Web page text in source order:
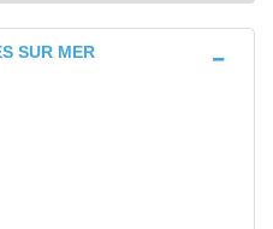
SUR MER